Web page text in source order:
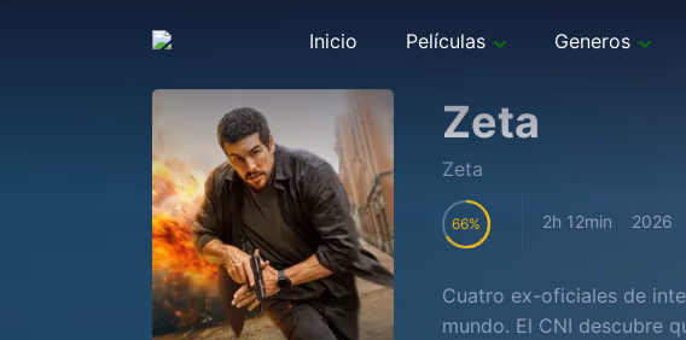
Inicio Películas Generos
Zeta
Zeta
66 2h 12min 2026
Cuatro ex-oficiales de
mundo. El CNI descubre